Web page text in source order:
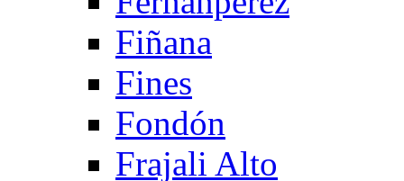
Fiñana
Fines
Fondón
Frajali Alto